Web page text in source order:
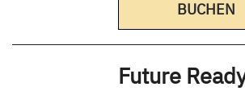
BUCHEN
Future